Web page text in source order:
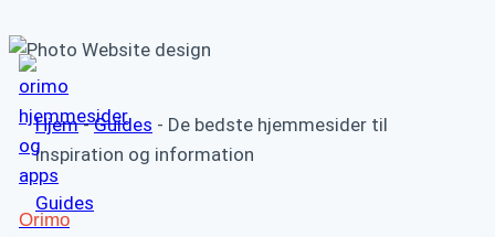
Fortsæt
til
indhold
Orimo
Hjem-Guides - De bedste hjemmesider til
inspiration og information
Guides